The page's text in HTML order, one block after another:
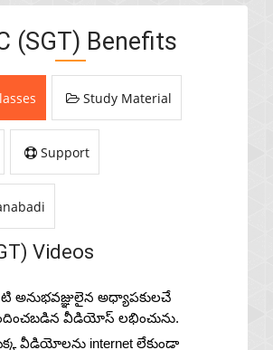
(SGT) Benefits
Study Material
Support
Videos